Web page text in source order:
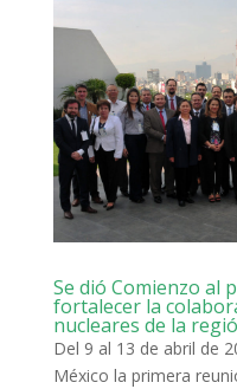
Se dió Comienzo al
fortalecer la
nucleares de la
Del 9 al 13 de abril de
México la primera